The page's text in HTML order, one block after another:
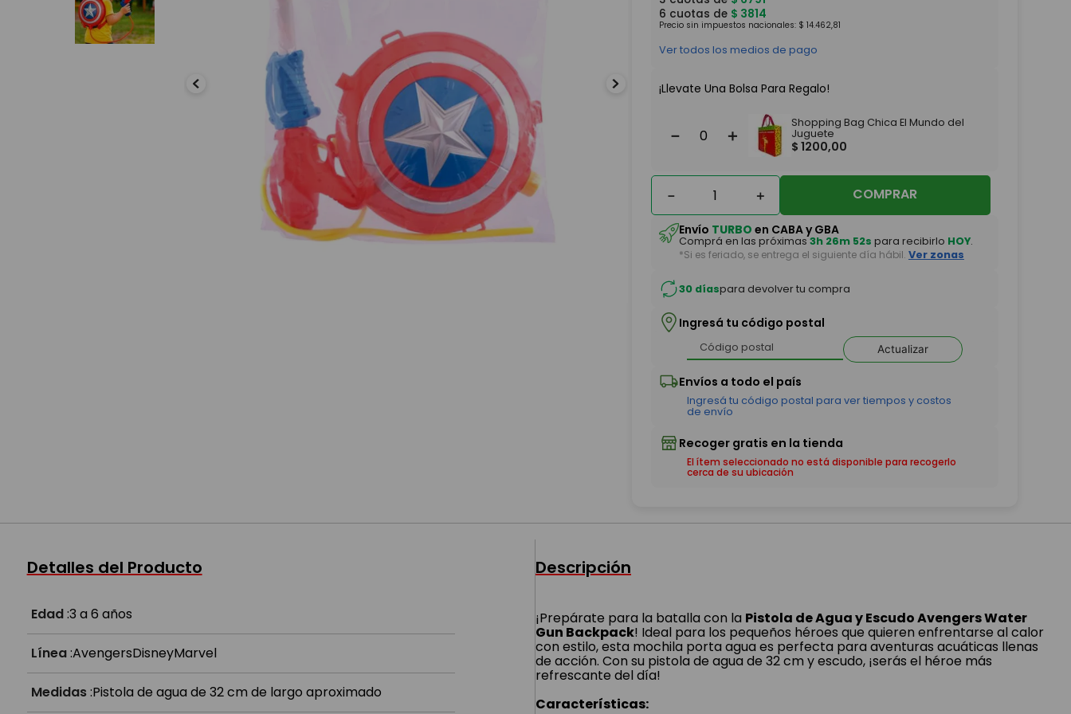
6 cuotas de $ 3814
Precio sin impuestos nacionales: $ 14.462,81
Ver todos los medios de pago
¡Llevate Una Bolsa Para Regalo!
＋
－
Shopping Bag Chica El Mundo del
Juguete
$ 1200,00
＋
－ COMPRAR
Envío TURBO en CABA y GBA
Comprá en las próximas3h 26m 51spara recibirlo HOY.
*Si es feriado, se entrega el siguiente día hábil. Ver zonas
30 díaspara devolver tu compra
Ingresá tu código postal
Actualizar
El ítem seleccionado no está disponible para recogerlo
cerca de su ubicación
Detalles del Producto
Edad:3 a 6 años
Línea:AvengersDisneyMarvel
Medidas:Pistola de agua de 32 cm de largo aproximado
Descripción
¡Prepárate para la batalla con la Pistola de Agua y Escudo Avengers Water
Gun Backpack! Ideal para los pequeños héroes que quieren enfrentarse al calor
con estilo, esta mochila porta agua es perfecta para aventuras acuáticas llenas
de acción. Con su pistola de agua de 32 cm y escudo, ¡serás el héroe más
refrescante del día!
Características: